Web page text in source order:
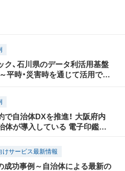
ク、石川県のデータ利活用基盤
平時・災害時を通じて活用でき
で自治体DXを推進！ 大阪府内
体が導入している 電子印鑑
けサービス最新情報
成功事例～自治体による最新の